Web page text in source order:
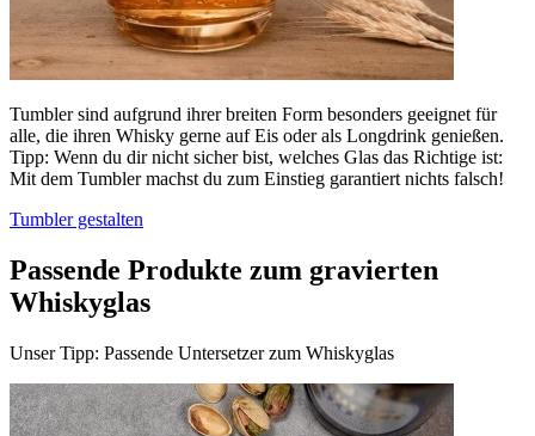
Tumbler sind aufgrund ihrer breiten Form besonders geeignet für
alle, die ihren Whisky gerne auf Eis oder als Longdrink genießen.
Tipp: Wenn du dir nicht sicher bist, welches Glas das Richtige ist:
Mit dem Tumbler machst du zum Einstieg garantiert nichts falsch!
Tumbler gestalten
Passende Produkte zum gravierten
Whiskyglas
Unser Tipp: Passende Untersetzer zum Whiskyglas